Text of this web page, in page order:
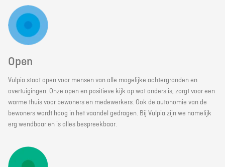
Open
Vulpia staat open voor mensen van alle mogelijke achtergronden en
overtuigingen. Onze open en positieve kijk op wat anders is, zorgt voor een
warme thuis voor bewoners en medewerkers. Ook de autonomie van de
bewoners wordt hoog in het vaandel gedragen. Bij Vulpia zijn we namelijk
erg wendbaar en is alles bespreekbaar.